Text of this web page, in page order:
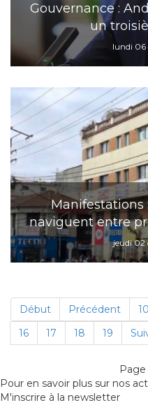
Gouvernance :
un
lundi 06
Manifestations
naviguent entre
jeudi 02
Début Précédent 10
16
17 18 19
Page
Pour en savoir plus sur nos
M'inscrire à la newsletter